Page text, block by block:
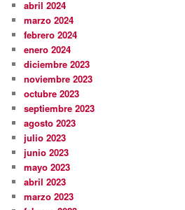
abril 2024
marzo 2024
febrero 2024
enero 2024
diciembre 2023
noviembre 2023
octubre 2023
septiembre 2023
agosto 2023
julio 2023
junio 2023
mayo 2023
abril 2023
marzo 2023